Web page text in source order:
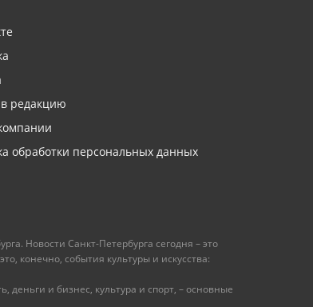
редакцию
обработки персональных данных
Новости Санкт-Петербурга сегодня – это
конечно, события культуры и искусства:
деньги и бизнес, культура и спорт, – основные